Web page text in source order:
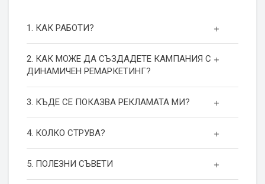
1. КАК РАБОТИ?
2. КАК МОЖЕ ДА СЪЗДАДЕТЕ КАМПАНИЯ С
ДИНАМИЧЕН РЕМАРКЕТИНГ?
3. КЪДЕ СЕ ПОКАЗВА РЕКЛАМАТА МИ?
4. КОЛКО СТРУВА?
5. ПОЛЕЗНИ СЪВЕТИ